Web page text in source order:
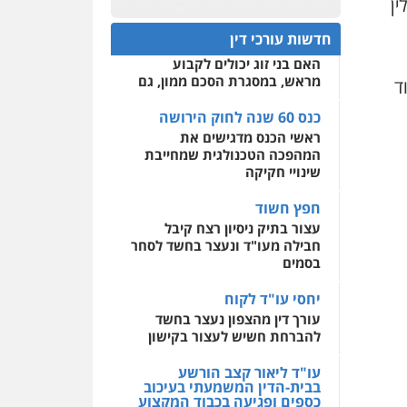
לוד
ומעצרים סייבר ניהול
משברים פליליים
0506355388
עו"ד דרוויש נאשף
פלילי פשיעה חמורה
אדם
0527448141
חליל ביאדי – משרד
עורכי דין
פלילי דיני תעבורה מעצרים
0509636895
עו"ד איהאב זבידאת
פשע עבירות המתה
עבירות מין
0522508109
אחסון אתרים
מהירות הגנה גיבוי
לעורכי דין
מרכז התחלה חדשה
שירותים מקצועיים לעורכי
דין
0544500346
חדשות עורכי דין
המתח שבין חוק יחסי ממון
לבין חוק הירושה
האם בני זוג יכולים לקבוע
מראש, במסגרת הסכם ממון, גם
כנס 60 שנה לחוק הירושה
ראשי הכנס מדגישים את
המהפכה הטכנולגית שמחייבת
שינויי חקיקה
חפץ חשוד
עצור בתיק ניסיון רצח קיבל
חבילה מעו"ד ונעצר בחשד לסחר
בסמים
יחסי עו"ד לקוח
עורך דין מהצפון נעצר בחשד
להברחת חשיש לעצור בקישון
עו"ד ליאור קצב הורשע
בבית-הדין המשמעתי בעיכוב
כספים ופגיעה בכבוד המקצוע